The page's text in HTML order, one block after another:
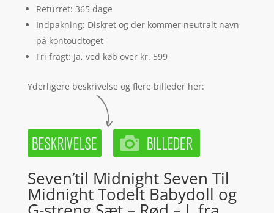
Returret: 365 dage
Indpakning: Diskret og der kommer neutralt navn
på kontoudtoget
Fri fragt: Ja, ved køb over kr. 599
Yderligere beskrivelse og flere billeder her:
Seven’til Midnight Seven Til
Midnight Todelt Babydoll og